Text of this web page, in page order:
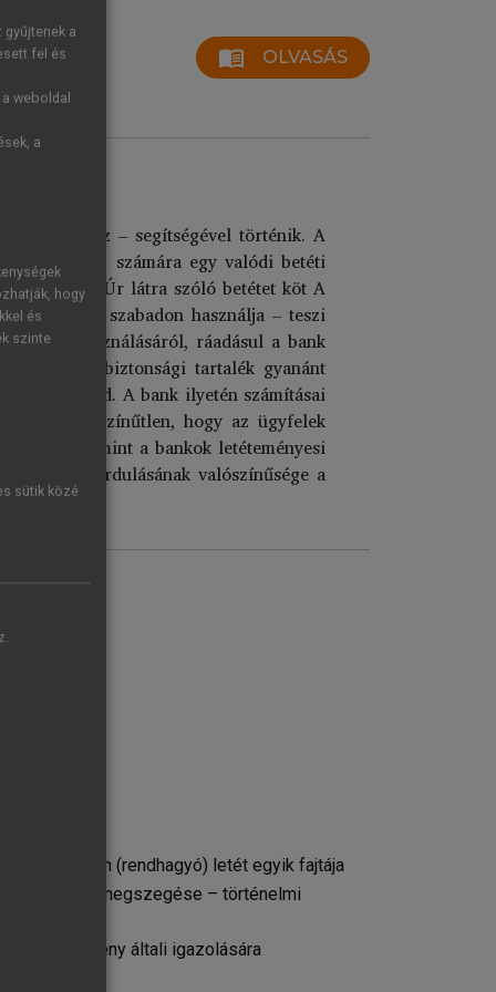
menu_book OLVASÁS
angolszász – segítségével történik. A
betétese) számára egy valódi betéti
esetben X Úr látra szóló betétet köt A
szabadon használja – teszi
felhasználásáról, ráadásul a bank
töredékét biztonsági tartalék gyanánt
tudja majd. A bank ilyetén számításai
valószínűtlen, hogy az ügyfelek
valamint a bankok letéteményesi
előfordulásának valószínűsége a
pótolják.
szabálytalan (rendhagyó) letét egyik fajtája
megszegése – történelmi
törvény általi igazolására
a
fel és
weboldal
a
hogy
és
szinte
sütik közé